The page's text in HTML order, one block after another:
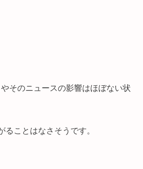
そのニュースの影響はほぼない状
ことはなさそうです。